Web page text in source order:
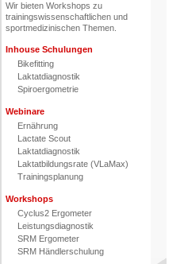
Wir bieten Workshops zu
trainingswissenschaftlichen und
sportmedizinischen Themen.
Inhouse Schulungen
Bikefitting
Laktatdiagnostik
Spiroergometrie
Webinare
Ernährung
Lactate Scout
Laktatdiagnostik
Laktatbildungsrate (VLaMax)
Trainingsplanung
Workshops
Cyclus2 Ergometer
Leistungsdiagnostik
SRM Ergometer
SRM Händlerschulung